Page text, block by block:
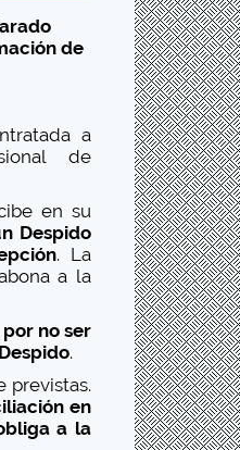
de
a
de
en su
Despido
. La
a la
no ser
.
previstas.
en
a la